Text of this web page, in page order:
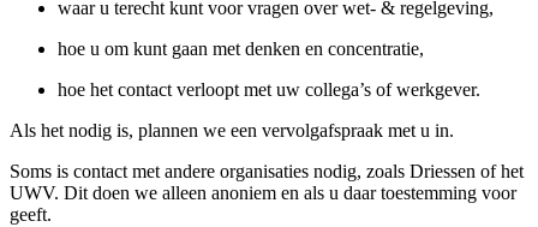
waar u terecht kunt voor vragen over wet- & regelgeving,
hoe u om kunt gaan met denken en concentratie,
hoe het contact verloopt met uw collega’s of werkgever.
Als het nodig is, plannen we een vervolgafspraak met u in.
Soms is contact met andere organisaties nodig, zoals Driessen of het
UWV. Dit doen we alleen anoniem en als u daar toestemming voor
geeft.